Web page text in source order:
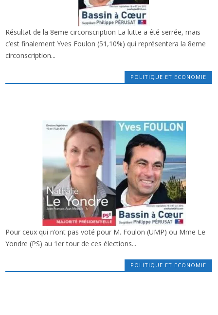
ELECTIONS LÉGISLATIVES : YVES FOULON,
VAINQUEUR SUR LE BASSIN
Résultat de la 8eme circonscription La lutte a été serrée, mais
c’est finalement Yves Foulon (51,10%) qui représentera la 8eme
circonscription...
POLITIQUE ET ECONOMIE
2ÈME TOUR LÉGISLATIVES : REPORT DES VOIX
VERS Y. FOULON, N. LE YONDRE … OU PAS ?
x
Pour ceux qui n’ont pas voté pour M. Foulon (UMP) ou Mme Le
Yondre (PS) au 1er tour de ces élections...
POLITIQUE ET ECONOMIE